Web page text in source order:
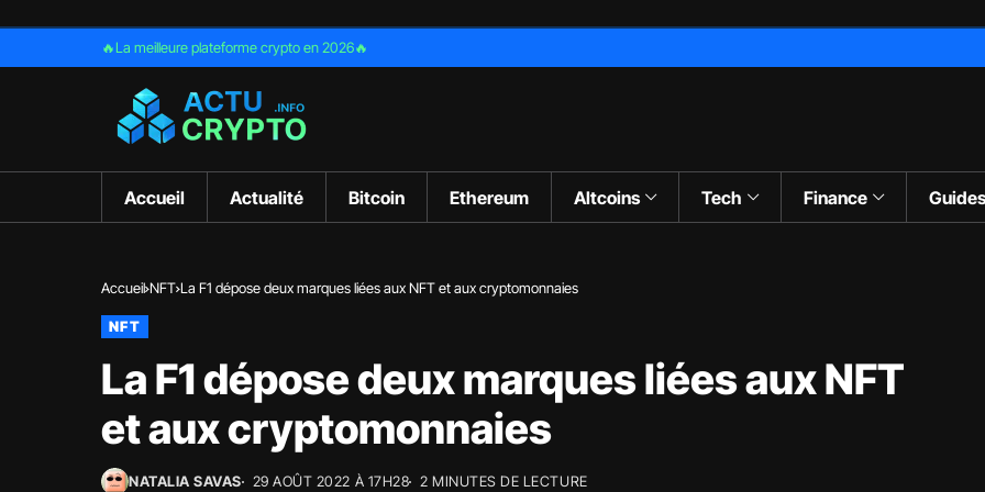
🔥La meilleure plateforme crypto en 2026🔥
Accueil Actualité Bitcoin Ethereum Altcoins Tech Finance Guides
Accueil NFT La F1 dépose deux marques liées aux NFT et aux cryptomonnaies
NFT
La F1 dépose deux marques liées aux NFT
et aux cryptomonnaies
NATALIA SAVAS 29 AOÛT 2022 À 17H28 2 MINUTES DE LECTURE